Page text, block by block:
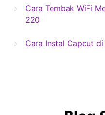
Cara Tembak WiFi
220
Cara Instal Capcut